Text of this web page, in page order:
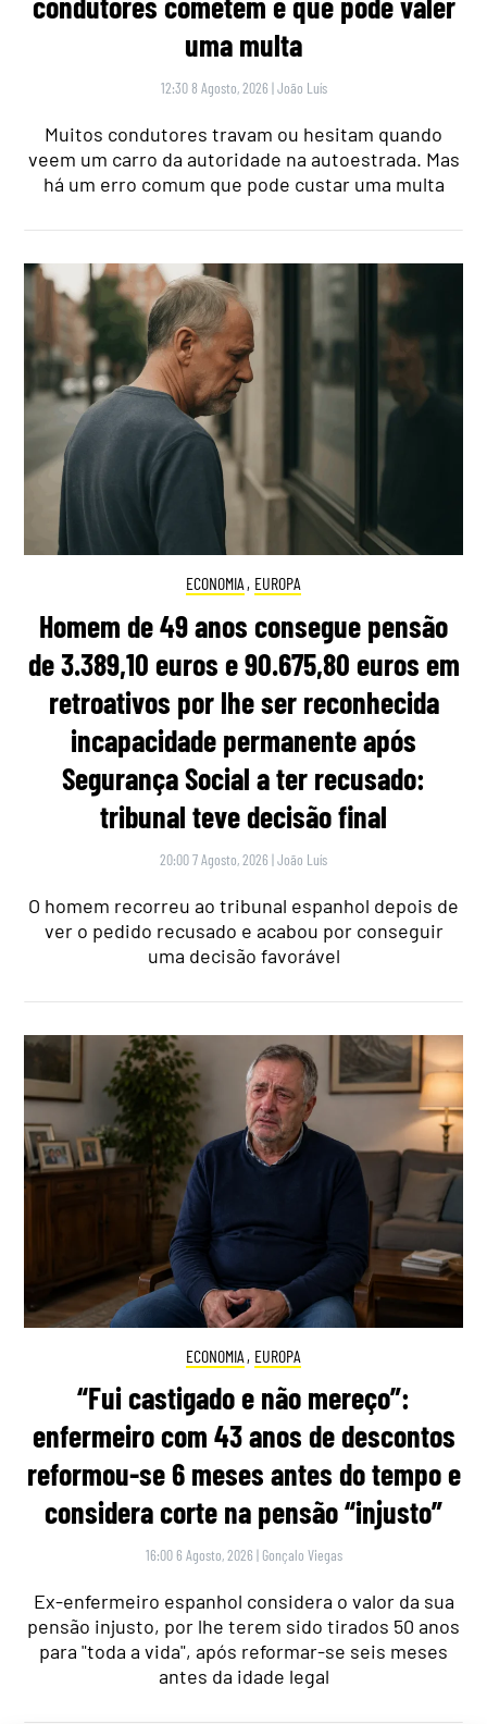
uma multa
12:30 8 Agosto, 2026 |João Luís
Muitos condutores travam ou hesitam quando
veem um carro da autoridade na autoestrada. Mas
há um erro comum que pode custar uma multa
ECONOMIA , EUROPA
Homem de 49 anos consegue pensão
de 3.389,10 euros e 90.675,80 euros em
retroativos por lhe ser reconhecida
incapacidade permanente após
Segurança Social a ter recusado:
tribunal teve decisão final
20:00 7 Agosto, 2026 |João Luís
O homem recorreu ao tribunal espanhol depois de
ver o pedido recusado e acabou por conseguir
uma decisão favorável
ECONOMIA , EUROPA
“Fui castigado e não mereço”:
enfermeiro com 43 anos de descontos
reformou-se 6 meses antes do tempo e
considera corte na pensão “injusto”
16:00 6 Agosto, 2026 | Gonçalo Viegas
Ex-enfermeiro espanhol considera o valor da sua
pensão injusto, por lhe terem sido tirados 50 anos
para "toda a vida", após reformar-se seis meses
antes da idade legal